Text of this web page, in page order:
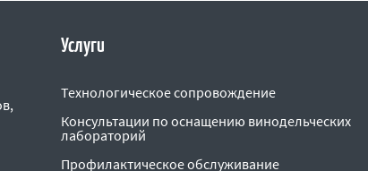
Услуги
Технологическое сопровождение
Консультации по оснащению винодельческих
лабораторий
Профилактическое обслуживание